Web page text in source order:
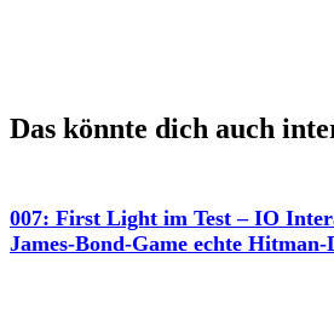
Das könnte dich auch
007: First Light im Test – IO
James-Bond-Game echte